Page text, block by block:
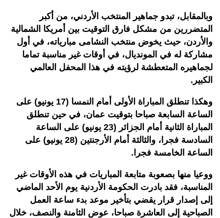
وبالمقابل، تبدو جماهير المنتخب الأردني، من أكبر
المتضررين من مشكل فارق التوقيت بين أمريكا الشمالية
والأردن، حيث يخوض منتخب النشامى مبارياته، في أول
مشاركة له في المونديال، في أوقات غير مناسبة تماما
لجماهيره المتعطشة لرؤيته في هذا المحفل العالمي
الكبير.
وهكذا تنطلق المباراة الأولى أمام النمسا (17 يونيو) على
الساعة السابعة صباحا بتوقيت عمان، في حين تنطلق
المباراة الثانية أمام الجزائر (23 يونيو) على الساعة
السادسة فجرا، والثالثة أمام الأرجنتين (28 يونيو) على
الساعة الخامسة فجرا.
ووعيا منها بصعوبة متابعة المباريات في هذه الأوقات غير
المناسبة، فقد بادرت الحكومة الأردنية يوم الأحد الماضي
إلى إصدار قرار يقضي بتأخير موعد بدء ساعة العمل
الصباحية إلى العاشرة صباحا، عوض الثامنة والنصف، خلال